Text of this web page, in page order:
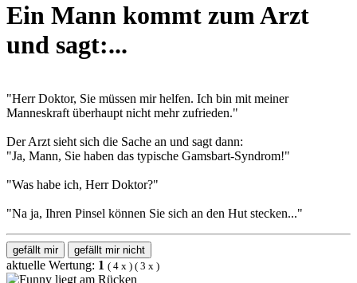
Ein Mann kommt zum Arzt
und sagt:...
"Herr Doktor, Sie müssen mir helfen. Ich bin mit meiner
Manneskraft überhaupt nicht mehr zufrieden."
Der Arzt sieht sich die Sache an und sagt dann:
"Ja, Mann, Sie haben das typische Gamsbart-Syndrom!"
"Was habe ich, Herr Doktor?"
"Na ja, Ihren Pinsel können Sie sich an den Hut stecken..."
gefällt mir gefällt mir nicht
aktuelle Wertung: 1 ( 4 x ) ( 3 x )